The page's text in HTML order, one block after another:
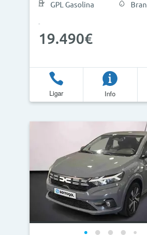
GPL Gasolina
19.490€
Ligar Info